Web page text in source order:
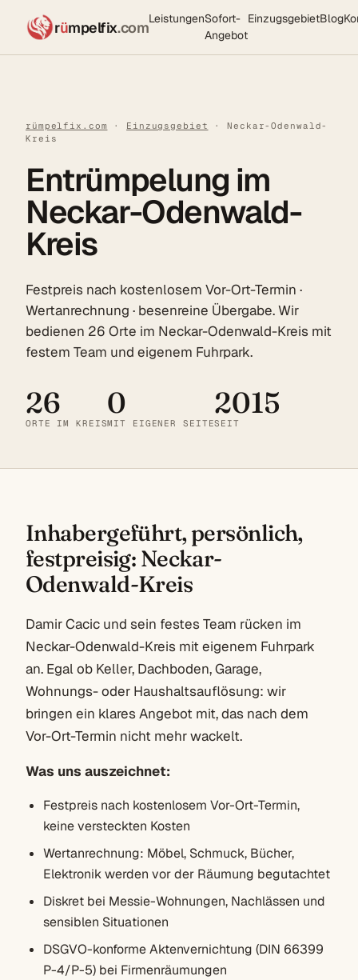
rümpelfix.comLeistungenSofort-
Angebot
EinzugsgebietBlog
rümpelfix.com · Einzugsgebiet
· Neckar-Odenwald-
Kreis
Entrümpelung im
Neckar-Odenwald-
Kreis
Festpreis nach kostenlosem Vor-Ort-Termin ·
Wertanrechnung · besenreine Übergabe. Wir
bedienen 26 Orte im Neckar-Odenwald-Kreis mit
festem Team und eigenem Fuhrpark.
26
ORTE IM KREIS
0
MIT EIGENER SEITE
2015
SEIT
Inhabergeführt, persönlich,
festpreisig: Neckar-
Odenwald-Kreis
Damir Cacic und sein festes Team rücken im
Neckar-Odenwald-Kreis mit eigenem Fuhrpark
an. Egal ob Keller, Dachboden, Garage,
Wohnungs- oder Haushaltsauflösung: wir
bringen ein klares Angebot mit, das nach dem
Vor-Ort-Termin nicht mehr wackelt.
Was uns auszeichnet:
Festpreis nach kostenlosem Vor-Ort-Termin,
keine versteckten Kosten
Wertanrechnung: Möbel, Schmuck, Bücher,
Elektronik werden vor der Räumung begutachtet
Diskret bei Messie-Wohnungen, Nachlässen und
sensiblen Situationen
DSGVO-konforme Aktenvernichtung (DIN 66399
P-4/P-5) bei Firmenräumungen